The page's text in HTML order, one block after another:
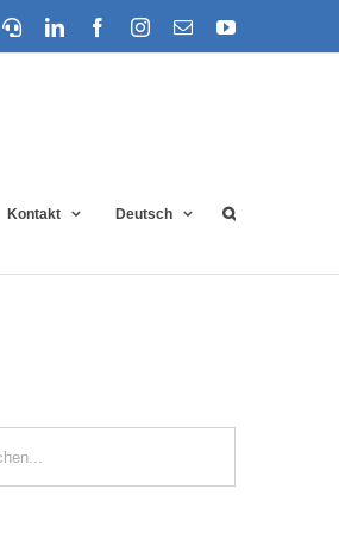
SupportLinkedInFacebookInstagram
E-
YouTube
Kontakt Deutsch